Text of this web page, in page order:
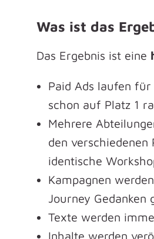
Was ist das
Das Ergebnis ist eine
Paid Ads laufen
schon auf Platz 1
Mehrere
den verschiedenen
identische
Kampagnen
Journey Gedanken
Texte werden
Inhalte werden